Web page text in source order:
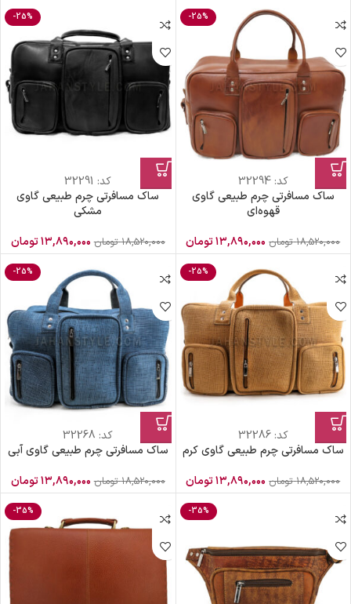
-25%
کد:32294
ساک مسافرتی چرم طبیعی گاوی
قهوه‌ای
۱۸,۵۲۰,۰۰۰ تومان ۱۳,۸۹۰,۰۰۰تومان
-25%
کد: 32291
ساک مسافرتی چرم طبیعی گاوی
مشکی
۱۸,۵۲۰,۰۰۰ تومان ۱۳,۸۹۰,۰۰۰تومان
-25%
کد:32286
ساک مسافرتی چرم طبیعی گاوی کرم
۱۸,۵۲۰,۰۰۰ تومان ۱۳,۸۹۰,۰۰۰تومان
-25%
کد: 32268
ساک مسافرتی چرم طبیعی گاوی آبی
۱۸,۵۲۰,۰۰۰ تومان ۱۳,۸۹۰,۰۰۰تومان
-35%
-35%